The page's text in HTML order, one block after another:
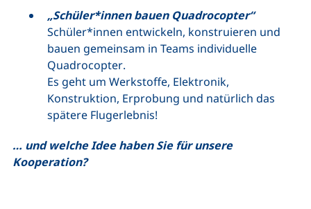
„Schüler*innen bauen Quadrocopter“
Schüler*innen entwickeln, konstruieren und
bauen gemeinsam in Teams individuelle
Quadrocopter.
Es geht um Werkstoffe, Elektronik,
Konstruktion, Erprobung und natürlich das
spätere Flugerlebnis!
… und welche Idee haben Sie für unsere
Kooperation?